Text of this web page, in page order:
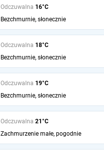
Odczuwalna 16°C
Bezchmurnie, słonecznie
Odczuwalna 18°C
Bezchmurnie, słonecznie
Odczuwalna 19°C
Bezchmurnie, słonecznie
Odczuwalna 21°C
Zachmurzenie małe, pogodnie